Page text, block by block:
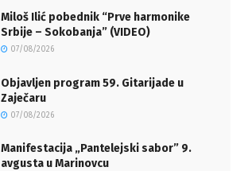
Miloš Ilić pobednik “Prve harmonike
Srbije – Sokobanja” (VIDEO)
07/08/2026
Objavljen program 59. Gitarijade u
Zaječaru
07/08/2026
Manifestacija „Pantelejski sabor” 9.
avgusta u Marinovcu